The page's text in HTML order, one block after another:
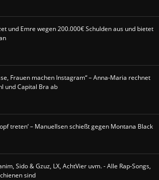
und Emre wegen 200.000€ Schulden aus und bietet
Frauen machen Instagram“ – Anna-Maria rechnet
und Capital Bra ab
treten‘ – Manuellsen schießt gegen Montana Black
Sido & Gzuz, LX, AchtVier uvm. - Alle Rap-Songs,
sind